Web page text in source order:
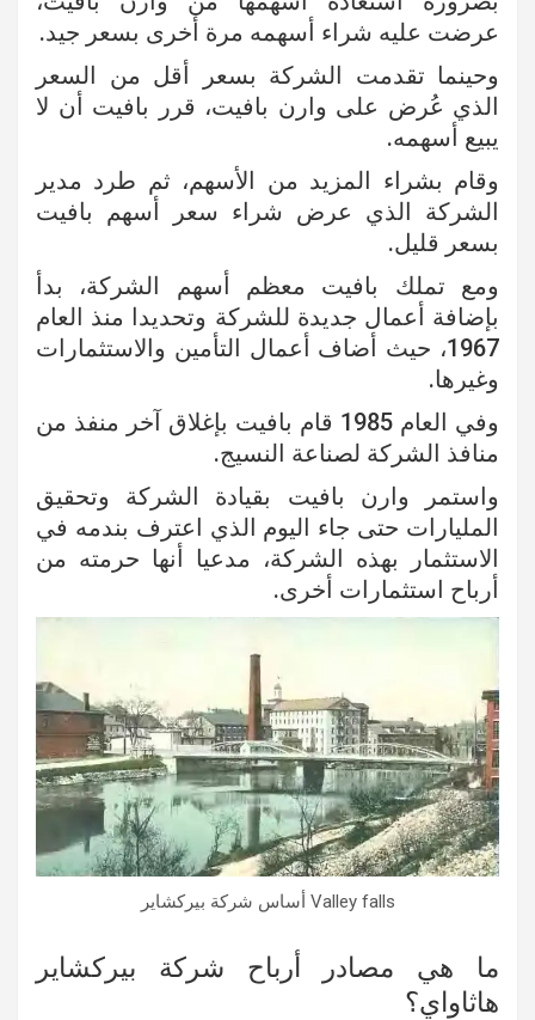
عرضت عليه شراء أسهمه مرة أخرى بسعر جيد.
وحينما تقدمت الشركة بسعر أقل من السعر
الذي عُرض على وارن بافيت، قرر بافيت أن لا
يبيع أسهمه.
وقام بشراء المزيد من الأسهم، ثم طرد مدير
الشركة الذي عرض شراء سعر أسهم بافيت
بسعر قليل.
ومع تملك بافيت معظم أسهم الشركة، بدأ
بإضافة أعمال جديدة للشركة وتحديدا منذ العام
1967، حيث أضاف أعمال التأمين والاستثمارات
وغيرها.
وفي العام 1985 قام بافيت بإغلاق آخر منفذ من
منافذ الشركة لصناعة النسيج.
واستمر وارن بافيت بقيادة الشركة وتحقيق
المليارات حتى جاء اليوم الذي اعترف بندمه في
الاستثمار بهذه الشركة، مدعيا أنها حرمته من
أرباح استثمارات أخرى.
Valley falls أساس شركة بيركشاير
ما هي مصادر أرباح شركة بيركشاير
هاثاواي؟